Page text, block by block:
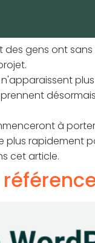
des gens ont
à
plus rapidement
cet article.